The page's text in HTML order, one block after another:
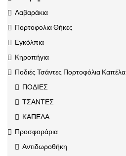
Λαβαράκια
Πορτοφολια Θήκες
Εγκόλπια
Κηροπήγια
Ποδιές Τσάντες Πορτοφόλια Καπέλα
ΠΟΔΙΕΣ
ΤΣΑΝΤΕΣ
ΚΑΠΕΛΑ
Προσφοράρια
Αντιδωροθήκη